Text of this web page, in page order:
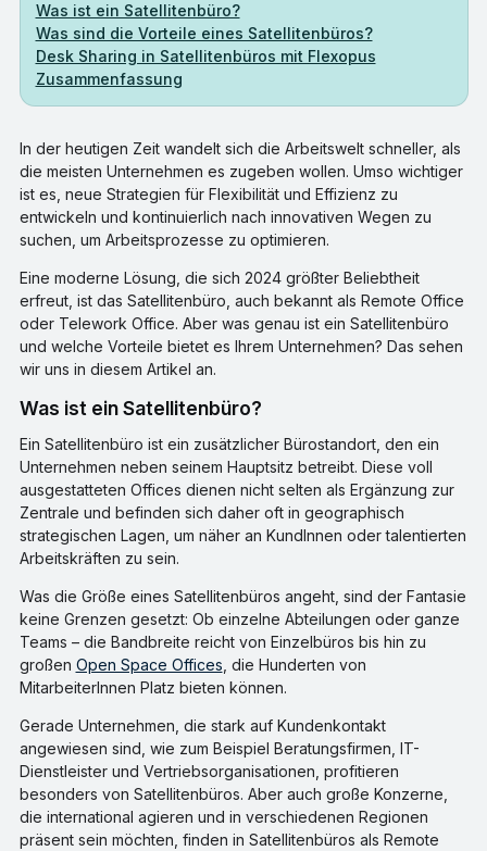
Was ist ein Satellitenbüro?
Was sind die Vorteile eines Satellitenbüros?
Desk Sharing in Satellitenbüros mit Flexopus
Zusammenfassung
In der heutigen Zeit wandelt sich die Arbeitswelt schneller, als
die meisten Unternehmen es zugeben wollen. Umso wichtiger
ist es, neue Strategien für Flexibilität und Effizienz zu
entwickeln und kontinuierlich nach innovativen Wegen zu
suchen, um Arbeitsprozesse zu optimieren.
Eine moderne Lösung, die sich 2024 größter Beliebtheit
erfreut, ist das Satellitenbüro, auch bekannt als Remote Office
oder Telework Office. Aber was genau ist ein Satellitenbüro
und welche Vorteile bietet es Ihrem Unternehmen? Das sehen
wir uns in diesem Artikel an.
Was ist ein Satellitenbüro?
Ein Satellitenbüro ist ein zusätzlicher Bürostandort, den ein
Unternehmen neben seinem Hauptsitz betreibt. Diese voll
ausgestatteten Offices dienen nicht selten als Ergänzung zur
Zentrale und befinden sich daher oft in geographisch
strategischen Lagen, um näher an KundInnen oder talentierten
Arbeitskräften zu sein.
Was die Größe eines Satellitenbüros angeht, sind der Fantasie
keine Grenzen gesetzt: Ob einzelne Abteilungen oder ganze
Teams – die Bandbreite reicht von Einzelbüros bis hin zu
großen Open Space Offices , die Hunderten von
MitarbeiterInnen Platz bieten können.
Gerade Unternehmen, die stark auf Kundenkontakt
angewiesen sind, wie zum Beispiel Beratungsfirmen, IT-
Dienstleister und Vertriebsorganisationen, profitieren
besonders von Satellitenbüros. Aber auch große Konzerne,
die international agieren und in verschiedenen Regionen
präsent sein möchten, finden in Satellitenbüros als Remote